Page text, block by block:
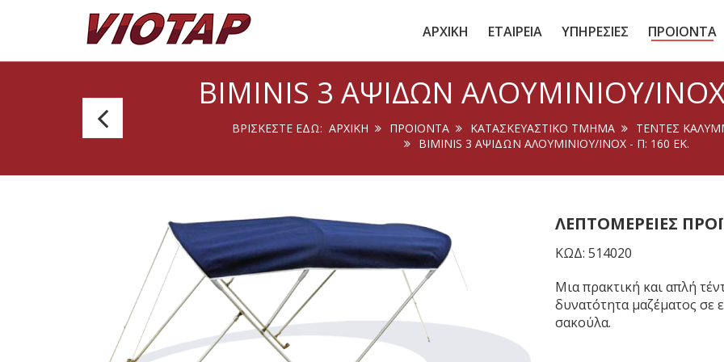
ΑΡΧΙΚΗ ΕΤΑΙΡΕΙΑ ΥΠΗΡΕΣΙΕΣ ΠΡΟΙΟΝΤΑ
BIMINIS 3 ΑΨΊΔΩΝ ΑΛΟΥΜΙΝΊΟΥ/
ΒΡΊΣΚΕΣΤΕ ΕΔΏ: ΑΡΧΙΚΉ ΠΡΟΙΟΝΤΑ ΚΑΤΑΣΚΕΥΑΣΤΙΚΟ ΤΜΗΜΑ ΤΕΝΤΕΣ
BIMINIS 3 ΑΨΊΔΩΝ ΑΛΟΥΜΙΝΊΟΥ/INOX - Π: 160 ΕΚ.
Biminis
2
Αψίδων
Inox/Inox
Π:
175
ΛΕΠΤΟΜΈΡΕΙΕΣ
ΚΩΔ: 514020
Μια πρακτική και απλή
δυνατότητα μαζέματος σε
σακούλα.